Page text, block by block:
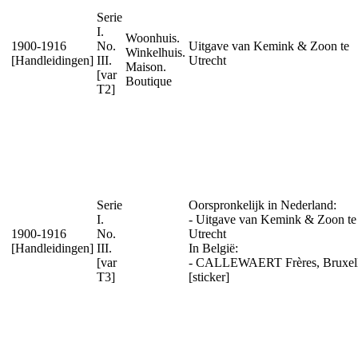
Woonhuis.
Winkelhuis.
Maison.
Boutique
1900-1916
[Handleidingen]
Serie
I.
No.
III.
[var
T2]
Uitgave van Kemink & Zoon te
Utrecht
1900-1916
[Handleidingen]
Serie
I.
No.
III.
[var
T3]
Oorspronkelijk in Nederland:
- Uitgave van Kemink & Zoon te
Utrecht
In België:
- CALLEWAERT Frères,
[sticker]